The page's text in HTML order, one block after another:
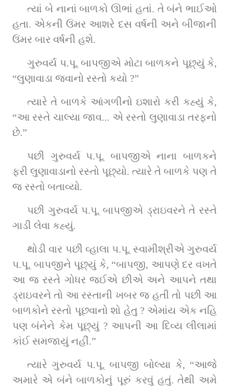
ત્યાં બે નાનાં બાળકો ઊભાં હતાં. તે બંને ભાઈઓ
હતા. એકની ઉંમર આશરે દસ વર્ષની અને બીજાની
ઉંમર બાર વર્ષની હશે.
ગુરુવર્ય પ.પૂ. બાપજીએ મોટા બાળકને પૂછ્યું કે,
“લુણાવાડા જવાનો રસ્તો કયો ?”
ત્યારે તે બાળકે આંગળીનો ઇશારો કરી કહ્યું કે,
“આ રસ્તે ચાલ્યા જાવ... એ રસ્તો લુણાવાડા તરફનો
છે.”
પછી ગુરુવર્ય પ.પૂ. બાપજીએ નાના બાળકને
ફરી લુણાવાડાનો રસ્તો પૂછ્યો. ત્યારે તે બાળકે પણ તે
જ રસ્તો બતાવ્યો.
પછી ગુરુવર્ય પ.પૂ. બાપજીએ ડ્રાઇવરને તે રસ્તે
ગાડી લેવા કહ્યું.
થોડી વાર પછી વ્હાલા પ.પૂ. સ્વામીશ્રીએ ગુરુવર્ય
પ.પૂ. બાપજીને પૂછ્યું કે, “બાપજી, આપણે દર વખતે
આ જ રસ્તે ગોધર જઈએ છીએ અને આપને તથા
ડ્રાઇવરને તો આ રસ્તાની ખબર જ હતી તો પછી આ
બાળકોને રસ્તો પૂછવાનો શો હેતુ ? એમાંય એક નહિ
પણ બંનેને કેમ પૂછ્યું ? આપની આ દિવ્ય લીલામાં
કાંઈ સમજાયું નહીં.”
ત્યારે ગુરુવર્ય પ.પૂ. બાપજી બોલ્યા કે, “આજે
અમારે એ બંને બાળકોનું પૂરું કરવું હતું. તેથી અમે